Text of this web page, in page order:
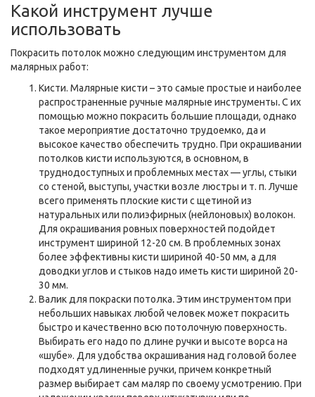
Какой инструмент лучше
использовать
Покрасить потолок можно следующим инструментом для
малярных работ:
Кисти. Малярные кисти – это самые простые и наиболее
распространенные ручные малярные инструменты.С их
помощью можно покрасить большие площади, однако
такое мероприятие достаточно трудоемко, да и
высокое качество обеспечить трудно. При окрашивании
потолков кисти используются, в основном, в
труднодоступных и проблемных местах — углы, стыки
со стеной, выступы, участки возле люстры и т. п. Лучше
всего применять плоские кисти с щетиной из
натуральных или полиэфирных (нейлоновых) волокон.
Для окрашивания ровных поверхностей подойдет
инструмент шириной 12-20 см. В проблемных зонах
более эффективны кисти шириной 40-50 мм, а для
доводки углов и стыков надо иметь кисти шириной 20-
30 мм.
Валик для покраски потолка.Этим инструментом при
небольших навыках любой человек может покрасить
быстро и качественно всю потолочную поверхность.
Выбирать его надо по длине ручки и высоте ворса на
«шубе». Для удобства окрашивания над головой более
подходят удлиненные ручки, причем конкретный
размер выбирает сам маляр по своему усмотрению. При